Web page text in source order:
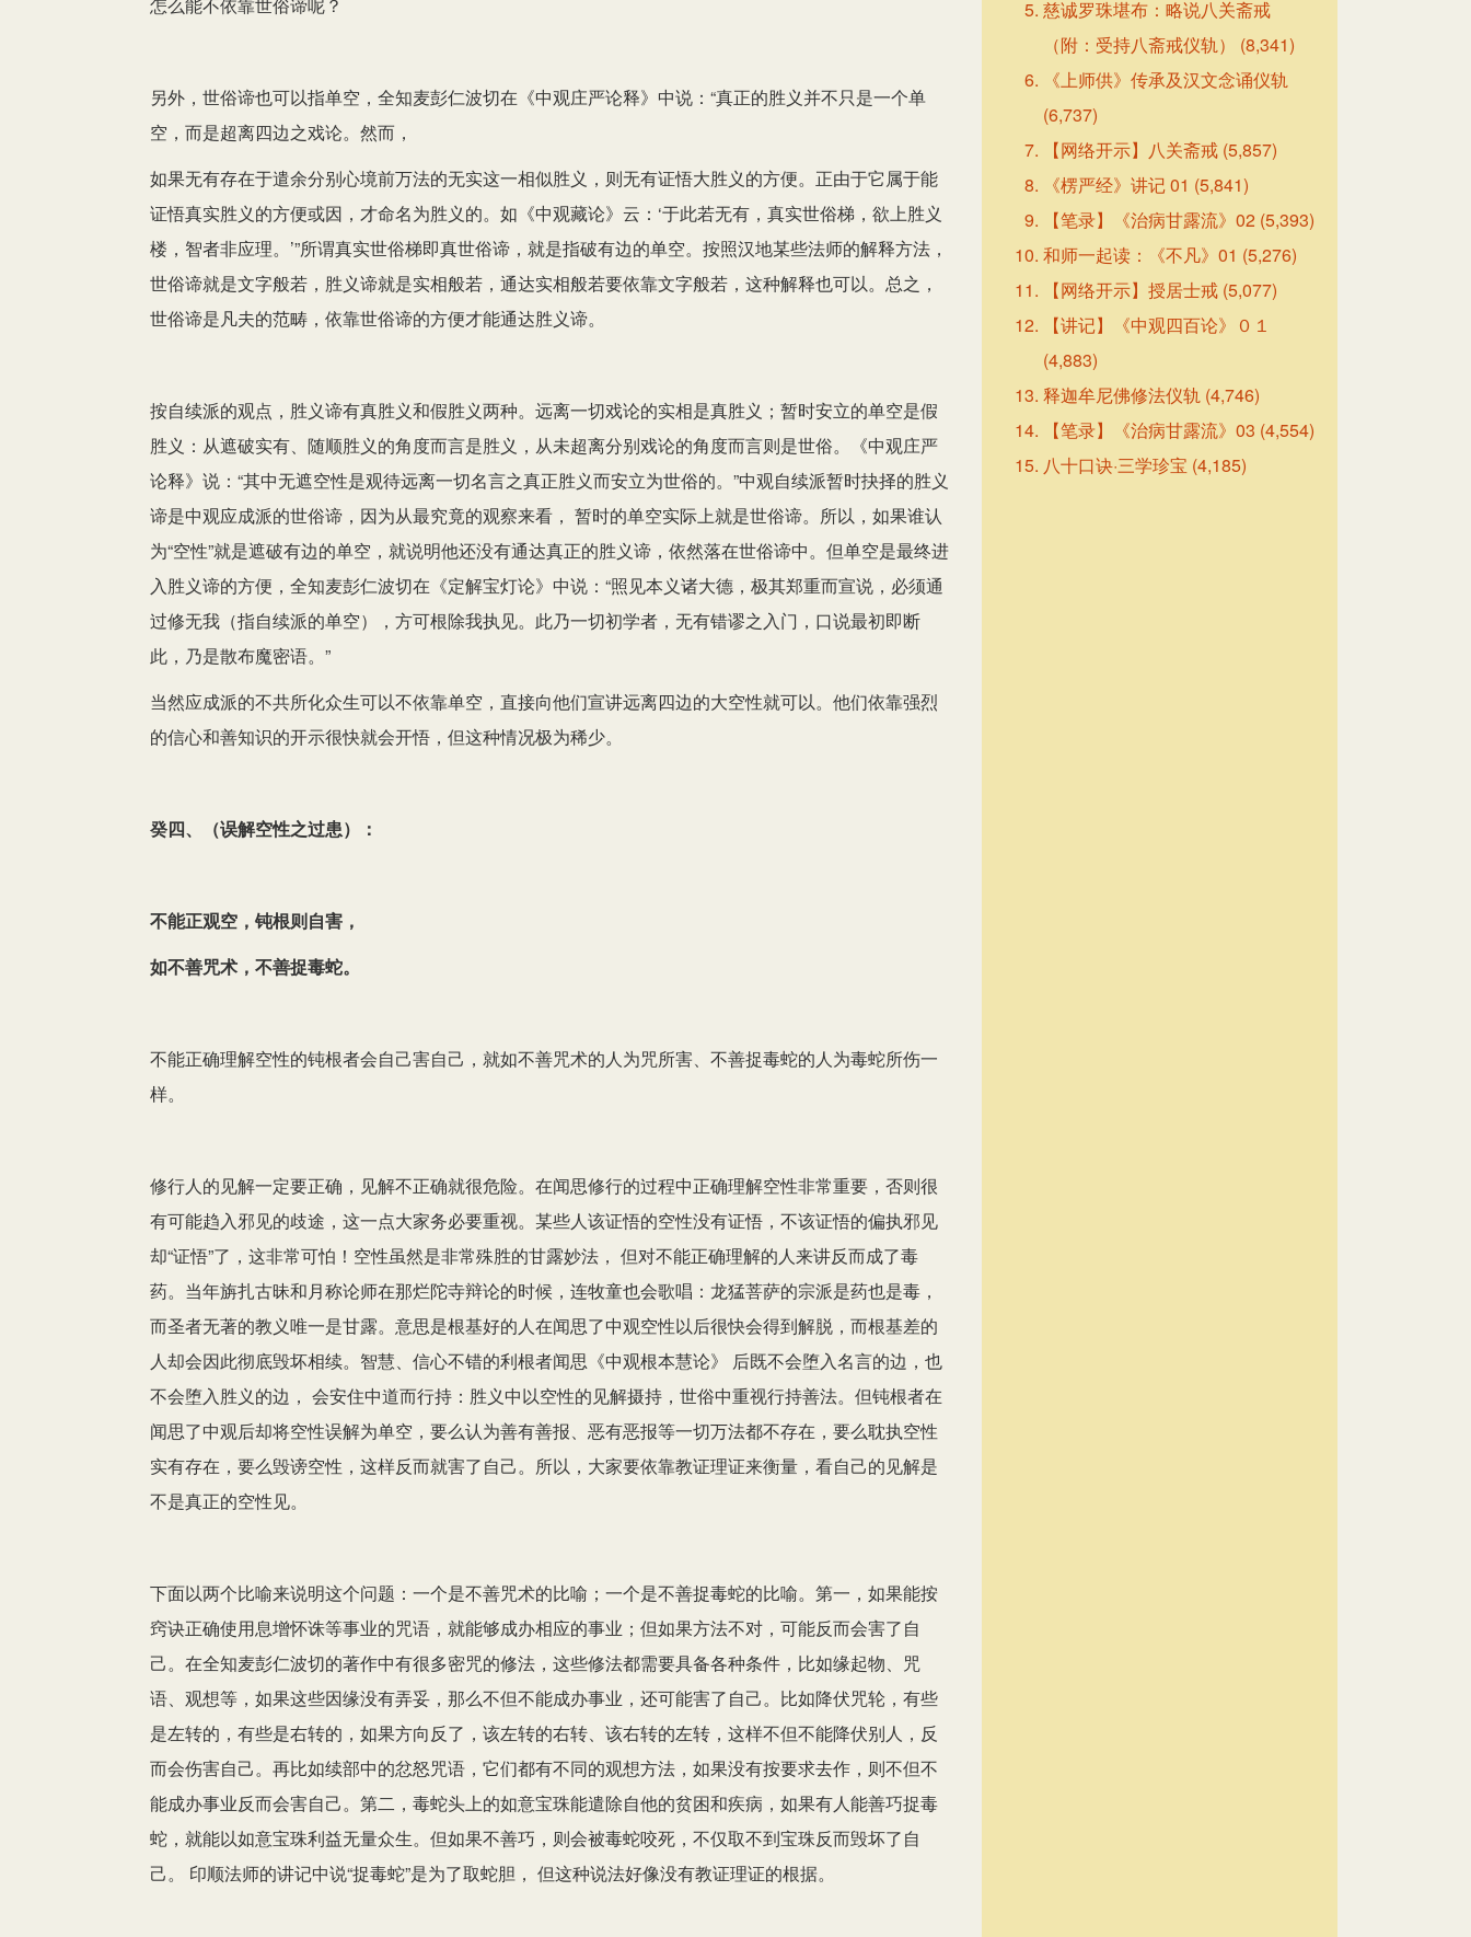
另外，世俗谛也可以指单空，全知麦彭仁波切在《中观庄严论释》中说：“真正的胜义并不只是一个单
空，而是超离四边之戏论。然而，
如果无有存在于遣余分别心境前万法的无实这一相似胜义，则无有证悟大胜义的方便。正由于它属于能
证悟真实胜义的方便或因，才命名为胜义的。如《中观藏论》云：‘于此若无有，真实世俗梯，欲上胜义
楼，智者非应理。’”所谓真实世俗梯即真世俗谛，就是指破有边的单空。按照汉地某些法师的解释方法，
世俗谛就是文字般若，胜义谛就是实相般若，通达实相般若要依靠文字般若，这种解释也可以。总之，
世俗谛是凡夫的范畴，依靠世俗谛的方便才能通达胜义谛。
按自续派的观点，胜义谛有真胜义和假胜义两种。远离一切戏论的实相是真胜义；暂时安立的单空是假
胜义：从遮破实有、随顺胜义的角度而言是胜义，从未超离分别戏论的角度而言则是世俗。《中观庄严
论释》说：“其中无遮空性是观待远离一切名言之真正胜义而安立为世俗的。”中观自续派暂时抉择的胜义
谛是中观应成派的世俗谛，因为从最究竟的观察来看， 暂时的单空实际上就是世俗谛。所以，如果谁认
为“空性”就是遮破有边的单空，就说明他还没有通达真正的胜义谛，依然落在世俗谛中。但单空是最终进
入胜义谛的方便，全知麦彭仁波切在《定解宝灯论》中说：“照见本义诸大德，极其郑重而宣说，必须通
过修无我（指自续派的单空），方可根除我执见。此乃一切初学者，无有错谬之入门，口说最初即断
此，乃是散布魔密语。”
当然应成派的不共所化众生可以不依靠单空，直接向他们宣讲远离四边的大空性就可以。他们依靠强烈
的信心和善知识的开示很快就会开悟，但这种情况极为稀少。
癸四、（误解空性之过患）：
不能正观空，钝根则自害，
如不善咒术，不善捉毒蛇。
不能正确理解空性的钝根者会自己害自己，就如不善咒术的人为咒所害、不善捉毒蛇的人为毒蛇所伤一
样。
修行人的见解一定要正确，见解不正确就很危险。在闻思修行的过程中正确理解空性非常重要，否则很
有可能趋入邪见的歧途，这一点大家务必要重视。某些人该证悟的空性没有证悟，不该证悟的偏执邪见
却“证悟”了，这非常可怕！空性虽然是非常殊胜的甘露妙法， 但对不能正确理解的人来讲反而成了毒
药。当年旃扎古昧和月称论师在那烂陀寺辩论的时候，连牧童也会歌唱：龙猛菩萨的宗派是药也是毒，
而圣者无著的教义唯一是甘露。意思是根基好的人在闻思了中观空性以后很快会得到解脱，而根基差的
人却会因此彻底毁坏相续。智慧、信心不错的利根者闻思《中观根本慧论》 后既不会堕入名言的边，也
不会堕入胜义的边， 会安住中道而行持：胜义中以空性的见解摄持，世俗中重视行持善法。但钝根者在
闻思了中观后却将空性误解为单空，要么认为善有善报、恶有恶报等一切万法都不存在，要么耽执空性
实有存在，要么毁谤空性，这样反而就害了自己。所以，大家要依靠教证理证来衡量，看自己的见解是
不是真正的空性见。
下面以两个比喻来说明这个问题：一个是不善咒术的比喻；一个是不善捉毒蛇的比喻。第一，如果能按
窍诀正确使用息增怀诛等事业的咒语，就能够成办相应的事业；但如果方法不对，可能反而会害了自
己。在全知麦彭仁波切的著作中有很多密咒的修法，这些修法都需要具备各种条件，比如缘起物、咒
语、观想等，如果这些因缘没有弄妥，那么不但不能成办事业，还可能害了自己。比如降伏咒轮，有些
是左转的，有些是右转的，如果方向反了，该左转的右转、该右转的左转，这样不但不能降伏别人，反
而会伤害自己。再比如续部中的忿怒咒语，它们都有不同的观想方法，如果没有按要求去作，则不但不
能成办事业反而会害自己。第二，毒蛇头上的如意宝珠能遣除自他的贫困和疾病，如果有人能善巧捉毒
蛇，就能以如意宝珠利益无量众生。但如果不善巧，则会被毒蛇咬死，不仅取不到宝珠反而毁坏了自
己。 印顺法师的讲记中说“捉毒蛇”是为了取蛇胆， 但这种说法好像没有教证理证的根据。
慈诚罗珠堪布：略说八关斋戒
（附：受持八斋戒仪轨）
(8,341)
《上师供》传承及汉文念诵仪轨
(6,737)
【网络开示】八关斋戒 (5,857)
《楞严经》讲记 01 (5,841)
【笔录】《治病甘露流》02 (5,393)
和师一起读：《不凡》01 (5,276)
【网络开示】授居士戒 (5,077)
【讲记】《中观四百论》０１
(4,883)
释迦牟尼佛修法仪轨 (4,746)
【笔录】《治病甘露流》03 (4,554)
八十口诀·三学珍宝 (4,185)